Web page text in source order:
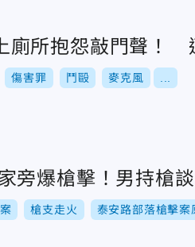
廁所抱怨敲門聲！
傷害罪 鬥毆 麥克風
旁爆槍擊！男持槍
槍支走火 泰安路部落槍擊案